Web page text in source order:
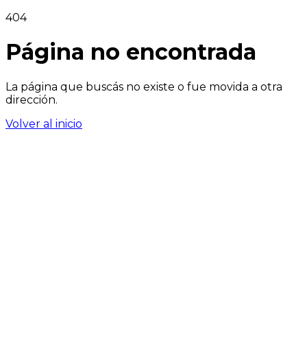
404
Página no encontrada
La página que buscás no existe o fue movida a otra
dirección.
Volver al inicio